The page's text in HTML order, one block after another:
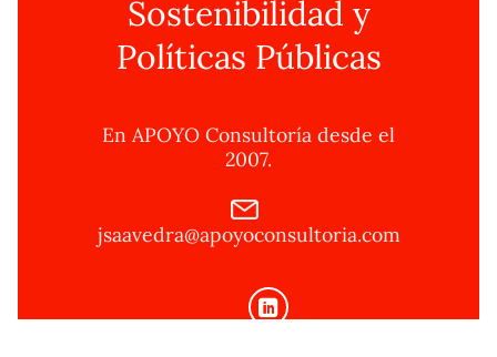
Sostenibilidad y
Políticas Públicas
En APOYO Consultoría desde el
2007.
jsaavedra@apoyoconsultoria.com